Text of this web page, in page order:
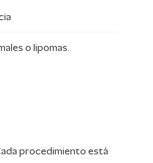
o lipomas.
procedimiento está